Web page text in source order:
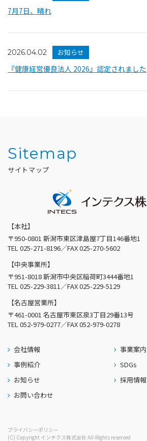
7月7日、晴れ
2026.04.02 お知らせ
『健康経営優良法人 2026』認定されました
Sitemap
サイトマップ
【本社】
〒950-0801 新潟市東区津島屋7丁目146番地1
TEL025-271-8196／FAX 025-270-5602
【中央事業所】
〒951-8018 新潟市中央区稲荷町3444番地1
TEL025-229-3811／FAX 025-229-5129
【名古屋営業所】
〒461-0001 名古屋市東区泉3丁目29番13号
TEL052-979-0277／FAX 052-979-0278
会社情報
事業案内
事例紹介
SDGs
お知らせ
採用情報
お問い合わせ
プライバシーポリシー
(C) Copyright インテクス株式会社 All-Rights reserved